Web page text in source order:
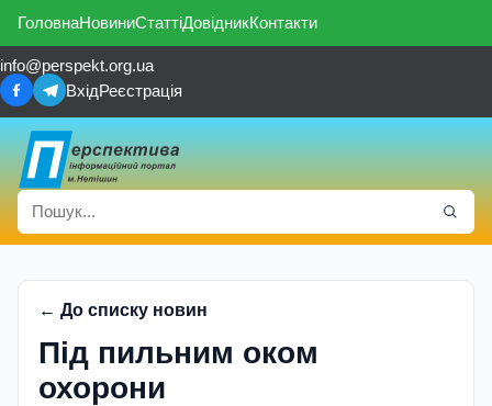
ГоловнаНовиниСтаттіДовідникКонтакти
info@perspekt.org.ua
ВхідРеєстрація
← До списку новин
Під пильним оком
охорони